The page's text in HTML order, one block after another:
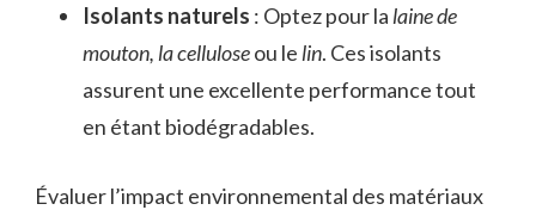
Isolants naturels : Optez pour la laine de
mouton, la celluloseou le lin. Ces isolants
assurent une excellente performance tout
en étant biodégradables.
Évaluer l’impact environnemental des matériaux